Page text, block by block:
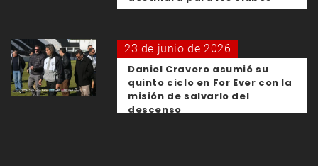
23 de junio de 2026
Daniel Cravero asumió su
quinto ciclo en For Ever con la
misión de salvarlo del
descenso